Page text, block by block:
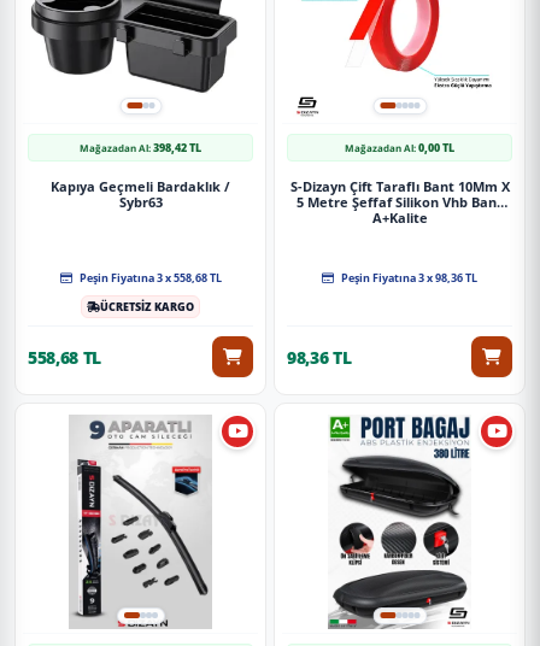
Mağazadan Al:398,42 TL
Kapıya Geçmeli Bardaklık /
Sybr63
Peşin Fiyatına 3 x 558,68 TL
ÜCRETSİZ KARGO
558,68 TL
Mağazadan Al:0,00 TL
S-Dizayn Çift Taraflı Bant 10Mm X
5 Metre Şeffaf Silikon Vhb Bant
A+Kalite
Peşin Fiyatına 3 x 98,36 TL
98,36 TL